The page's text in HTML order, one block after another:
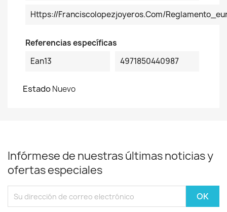
Https://franciscolopezjoyeros.com/
Referencias específicas
Ean13
4971850440987
EstadoNuevo
Infórmese de nuestras últimas noticias y
ofertas especiales